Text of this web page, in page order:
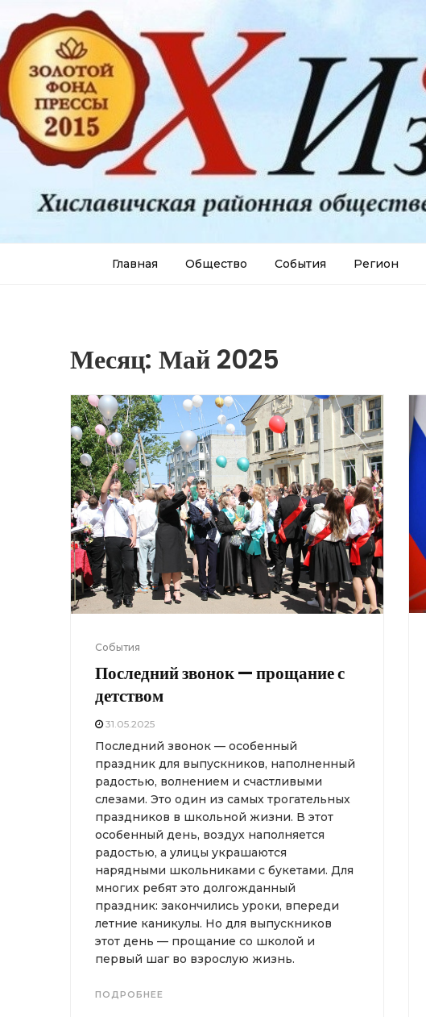
Главная Общество События Регион
Месяц: Май 2025
События
Последний звонок — прощание с
детством
31.05.2025
Последний звонок — особенный
праздник для выпускников, наполненный
радостью, волнением и счастливыми
слезами. Это один из самых трогательных
праздников в школьной жизни. В этот
особенный день, воздух наполняется
радостью, а улицы украшаются
нарядными школьниками с букетами. Для
многих ребят это долгожданный
праздник: закончились уроки, впереди
летние каникулы. Но для выпускников
этот день — прощание со школой и
первый шаг во взрослую жизнь.
ПОДРОБНЕЕ